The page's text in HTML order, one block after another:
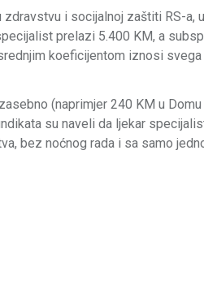
i socijalnoj zaštiti RS-
prelazi 5.400 KM, a
koeficijentom iznosi
(naprimjer 240 KM u
su naveli da ljekar
bez noćnog rada i sa samo